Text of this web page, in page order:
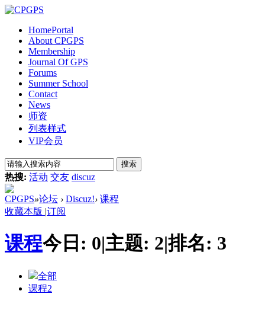
HomePortal
About CPGPS
Membership
Journal Of GPS
Forums
Summer School
Contact
News
师资
列表样式
VIP会员
搜索
热搜: 活动 交友 discuz
CPGPS»论坛 › Discuz!› 课程
收藏本版 |订阅
课程今日: 0|主题: 2|排名: 3
全部
课程2